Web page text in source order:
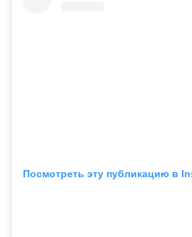
Посмотреть эту публикацию в